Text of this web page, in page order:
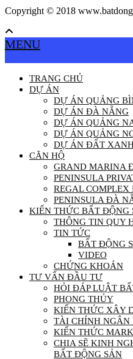
Copyright © 2018
MENU
TRANG CHỦ
DỰ ÁN
DỰ ÁN QUẢNG
DỰ ÁN ĐÀ NẴNG
DỰ ÁN QUẢNG
DỰ ÁN QUẢNG
DỰ ÁN ĐẤT
CĂN HỘ
GRAND MARINA
PENINSULA
REGAL
PENINSULA ĐÀ
KIẾN THỨC BẤT ĐỘNG
THÔNG TIN QUY
TIN TỨC
BẤT ĐỘNG
VIDEO
CHỨNG KHOÁN
TƯ VẤN ĐẦU TƯ
HỎI ĐÁP LUẬT
PHONG THỦY
KIẾN THỨC XÂY
TÀI CHÍNH NGÂN
KIẾN THỨC
CHIA SẼ KINH
BẤT ĐỘNG SẢN